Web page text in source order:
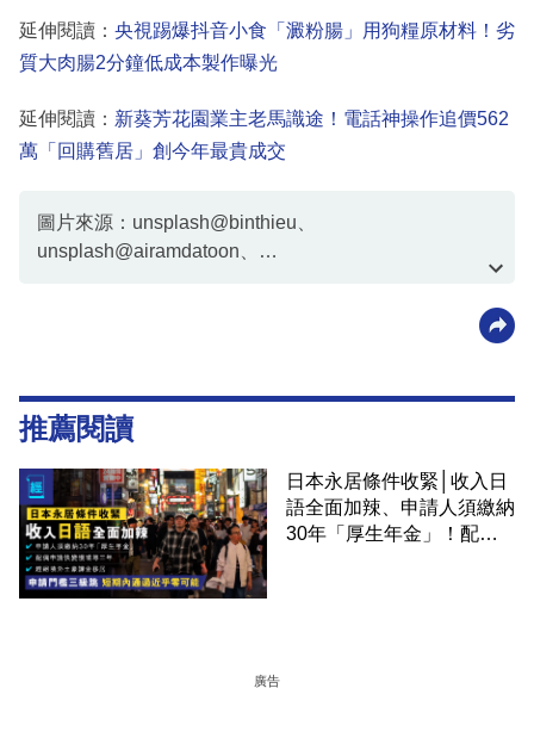
延伸閱讀： 央視踢爆抖音小食「澱粉腸」用狗糧原材料！劣
質大肉腸2分鐘低成本製作曝光
延伸閱讀： 新葵芳花園業主老馬識途！電話神操作追價562
萬「回購舊居」創今年最貴成交
圖片來源：unsplash@binthieu、
unsplash@airamdatoon、
推薦閱讀
日本永居條件收緊│收入日
語全面加辣、申請人須繳納
30年「厚生年金」！配偶
廣告